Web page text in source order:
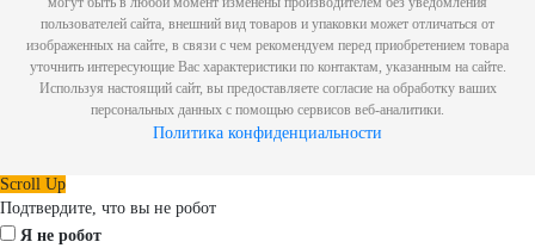
пользователей сайта, внешний вид товаров и упаковки может отличаться от
изображенных на сайте, в связи с чем рекомендуем перед приобретением товара
уточнить интересующие Вас характеристики по контактам, указанным на сайте.
Используя настоящий сайт, вы предоставляете согласие на обработку ваших
персональных данных с помощью сервисов веб-аналитики.
Политика конфиденциальности
Scroll Up
Подтвердите, что вы не робот
Я не робот